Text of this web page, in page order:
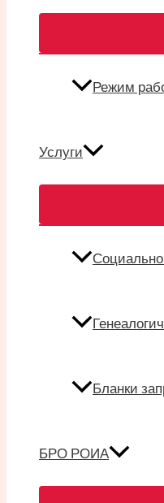
Режим
Услуги
Бланки
БРО РОИА